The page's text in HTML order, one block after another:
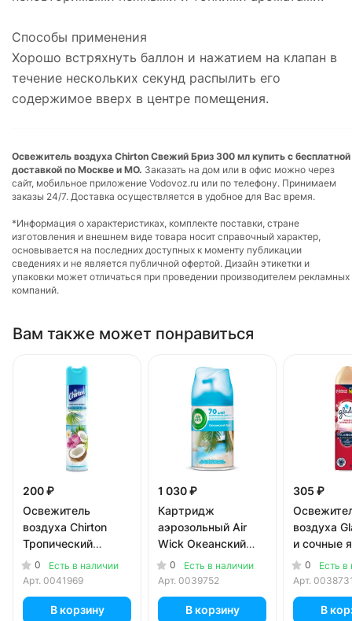
Способы применения
Хорошо встряхнуть баллон и нажатием на клапан в
течение нескольких секунд распылить его
содержимое вверх в центре помещения.
Освежитель воздуха Chirton Свежий Бриз 300 мл купить с бесплатной
доставкой по Москве и МО. Заказать на дом или в офис можно через
сайт, мобильное приложение Vodovoz.ru или по телефону. Принимаем
заказы 24/7. Доставка осуществляется в удобное для Вас время.
*Информация о характеристиках, комплекте поставки, стране
изготовления и внешнем виде товара носит справочный характер,
основывается на последних доступных к моменту публикации
сведениях и не является публичной офертой. Дизайн этикетки и
упаковки может отличаться при проведении производителем рекламных
компаний.
Вам также может понравиться
200 ₽
Освежитель
воздуха Chirton
Тропический
Остров 300 мл
0
Есть в наличии
Арт. 0041969
В корзину
1 030 ₽
Картридж
аэрозольный Air
Wick Океанский
Бриз 250 мл
0
Есть в наличии
Арт. 0039752
В корзину
305 ₽
воздуха
и сочные
300 мл
0
Есть в
Арт.
В